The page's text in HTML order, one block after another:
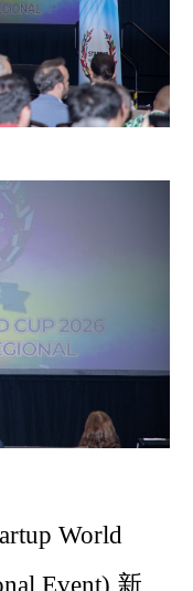
World
Event) 新